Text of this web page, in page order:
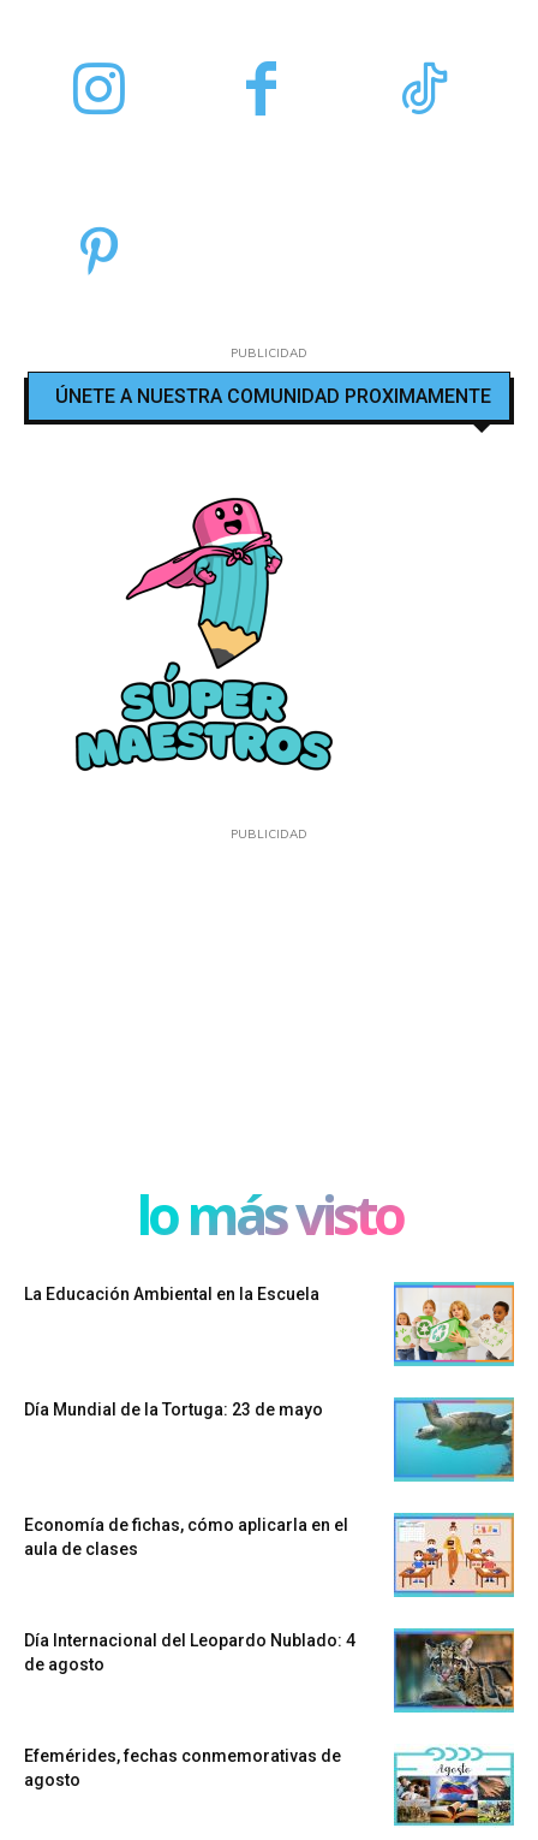
PUBLICIDAD
ÚNETE A NUESTRA COMUNIDAD PROXIMAMENTE
PUBLICIDAD
lo más visto
La Educación Ambiental en la Escuela
Día Mundial de la Tortuga: 23 de mayo
Economía de fichas, cómo aplicarla en el
aula de clases
Día Internacional del Leopardo Nublado: 4
de agosto
Efemérides, fechas conmemorativas de
agosto